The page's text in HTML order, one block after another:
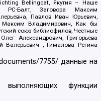
Bellingcat, Якутия – Наше
Балт, Заговора Максим
Павлов Иван Юрьевич,
Максим Владимирович, Как бы
союз библиофилов, Честные
Александрович, Григорьева
Валерьевич , Гималова Регина
7755/ данные на
функции